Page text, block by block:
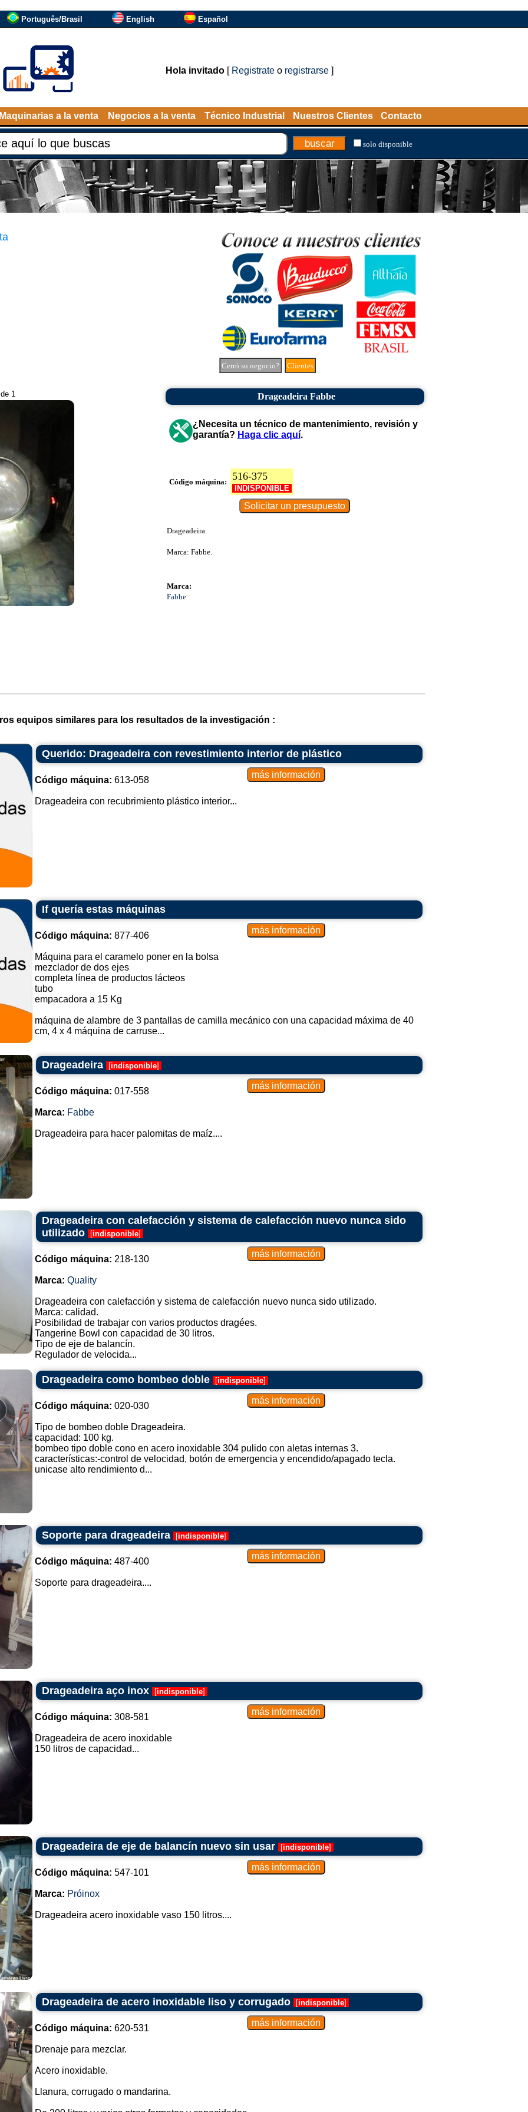
Português/Brasil English Español
Hola invitado[ Registrateo registrarse]
a la venta Negocios a la venta Técnico Industrial Nuestros Clientes Contacto
solo disponible
Cerró su negocio? Clientes
1 Drageadeira Fabbe
¿Necesita un técnico de mantenimiento, revisión y
garantía? Haga clic aquí.
Código máquina: 516-375
INDISPONIBLE
Drageadeira.
Marca: Fabbe.
Marca:
Fabbe
equipos similares para los resultados de la investigación :
Querido: Drageadeira con revestimiento interior de plástico
Código máquina: 613-058
Drageadeira con recubrimiento plástico interior...
If quería estas máquinas
Código máquina: 877-406
Máquina para el caramelo poner en la bolsa
mezclador de dos ejes
completa línea de productos lácteos
tubo
empacadora a 15 Kg
máquina de alambre de 3 pantallas de camilla mecánico con una capacidad máxima de 40
cm, 4 x 4 máquina de carruse...
Drageadeira [indisponible]
Código máquina: 017-558
Marca: Fabbe
Drageadeira para hacer palomitas de maíz....
Drageadeira con calefacción y sistema de calefacción nuevo nunca sido
utilizado
[indisponible]
Código máquina: 218-130
Marca: Quality
Drageadeira con calefacción y sistema de calefacción nuevo nunca sido utilizado.
Marca: calidad.
Posibilidad de trabajar con varios productos dragées.
Tangerine Bowl con capacidad de 30 litros.
Tipo de eje de balancín.
Regulador de velocida...
Drageadeira como bombeo doble [indisponible]
Código máquina: 020-030
Tipo de bombeo doble Drageadeira.
capacidad: 100 kg.
bombeo tipo doble cono en acero inoxidable 304 pulido con aletas internas 3.
características:-control de velocidad, botón de emergencia y encendido/apagado tecla.
unicase alto rendimiento d...
Soporte para drageadeira [indisponible]
Código máquina: 487-400
Soporte para drageadeira....
Drageadeira aço inox [indisponible]
Código máquina: 308-581
Drageadeira de acero inoxidable
150 litros de capacidad...
Drageadeira de eje de balancín nuevo sin usar [indisponible]
Código máquina: 547-101
Marca: Próinox
Drageadeira acero inoxidable vaso 150 litros....
Drageadeira de acero inoxidable liso y corrugado [indisponible]
Código máquina: 620-531
Drenaje para mezclar.
Acero inoxidable.
Llanura, corrugado o mandarina.